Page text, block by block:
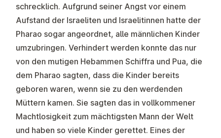
schrecklich. Aufgrund seiner Angst vor einem
Aufstand der Israeliten und Israelitinnen hatte der
Pharao sogar angeordnet, alle männlichen Kinder
umzubringen. Verhindert werden konnte das nur
von den mutigen Hebammen Schiffra und Pua, die
dem Pharao sagten, dass die Kinder bereits
geboren waren, wenn sie zu den werdenden
Müttern kamen. Sie sagten das in vollkommener
Machtlosigkeit zum mächtigsten Mann der Welt
und haben so viele Kinder gerettet. Eines der